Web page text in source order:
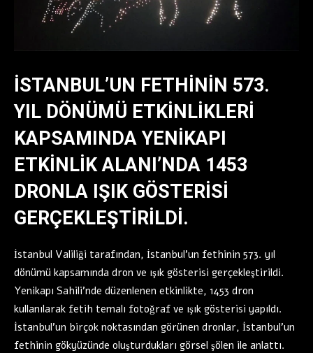
İSTANBUL’UN FETHININ 573.
YIL DÖNÜMÜ ETKINLIKLERI
KAPSAMINDA YENIKAPI
ETKINLIK ALANI’NDA 1453
DRONLA IŞIK GÖSTERISI
GERÇEKLEŞTIRILDI.
İstanbul Valiliği tarafından, İstanbul’un fethinin 573. yıl
dönümü kapsamında dron ve ışık gösterisi gerçekleştirildi.
Yenikapı Sahili’nde düzenlenen etkinlikte, 1453 dron
kullanılarak fetih temalı fotoğraf ve ışık gösterisi yapıldı.
İstanbul’un birçok noktasından görünen dronlar, İstanbul’un
fethinin gökyüzünde oluşturdukları görsel şölen ile anlattı.